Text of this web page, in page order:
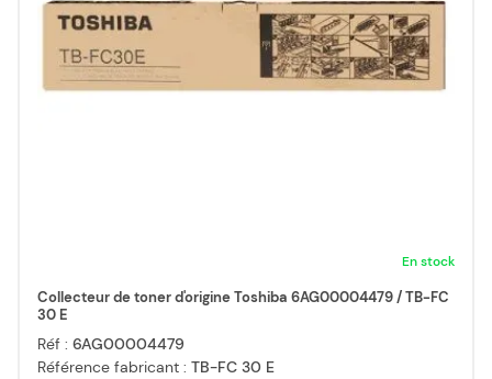
En stock
Collecteur de toner d'origine Toshiba 6AG00004479 / TB-FC
30 E
Réf : 6AG00004479
Référence fabricant : TB-FC 30 E